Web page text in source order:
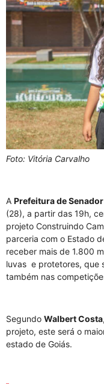
Foto: Vitória Carvalho
A Prefeitura de
(28), a partir das 19h,
projeto Construindo
parceria com o Estado
receber mais de 1.800
luvas e protetores, que
também nas
Segundo Walbert Costa
projeto, este será o
estado de Goiás.